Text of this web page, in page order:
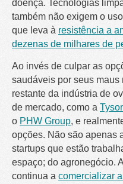
doença. Tecnologias
também não exigem o
que leva à resistência a
dezenas de milhares de
Ao invés de culpar as
saudáveis por seus maus
restante da indústria de
de mercado, como a
o PHW Group, e
opções. Não são apenas
startups que estão
espaço; do agronegócio.
continua a comercializar